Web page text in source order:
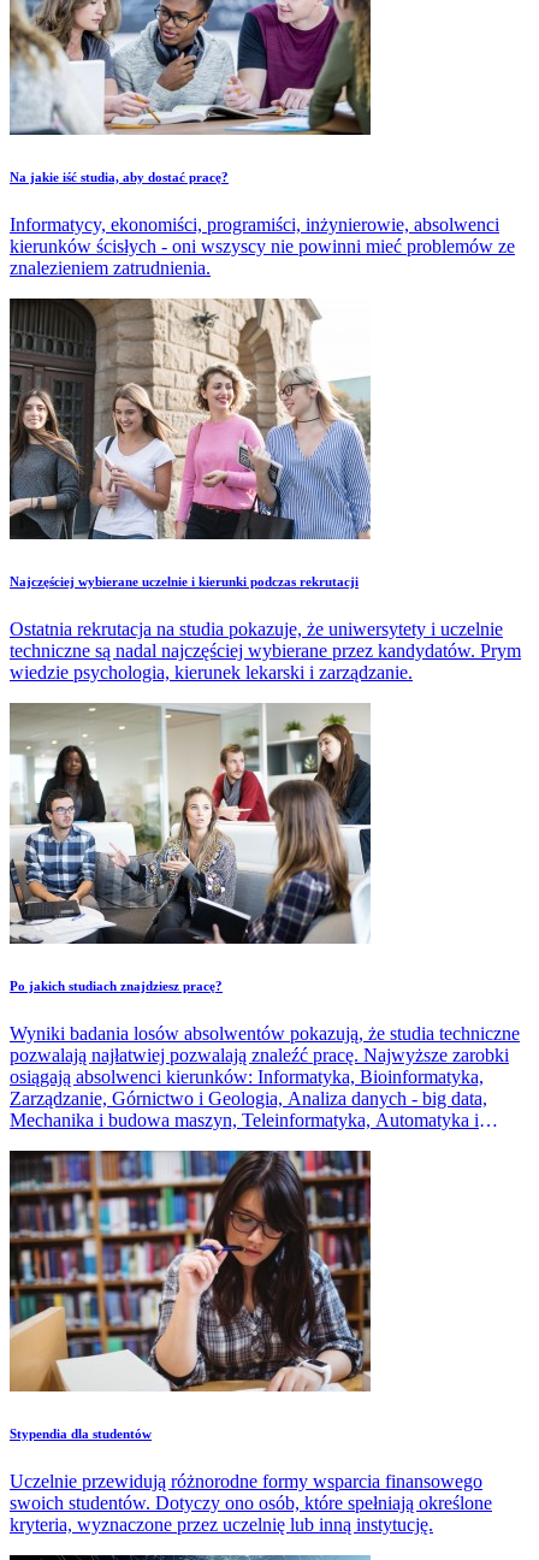
Na jakie iść studia, aby dostać pracę?
Informatycy, ekonomiści, programiści, inżynierowie, absolwenci
kierunków ścisłych - oni wszyscy nie powinni mieć problemów ze
znalezieniem zatrudnienia.
Najczęściej wybierane uczelnie i kierunki podczas rekrutacji
Ostatnia rekrutacja na studia pokazuje, że uniwersytety i uczelnie
techniczne są nadal najczęściej wybierane przez kandydatów. Prym
wiedzie psychologia, kierunek lekarski i zarządzanie.
Po jakich studiach znajdziesz pracę?
Wyniki badania losów absolwentów pokazują, że studia techniczne
pozwalają najłatwiej pozwalają znaleźć pracę. Najwyższe zarobki
osiągają absolwenci kierunków: Informatyka, Bioinformatyka,
Zarządzanie, Górnictwo i Geologia, Analiza danych - big data,
Mechanika i budowa maszyn, Teleinformatyka, Automatyka i
rachunkowość, Elektronika i telekomunikacja.
Stypendia dla studentów
Uczelnie przewidują różnorodne formy wsparcia finansowego
swoich studentów. Dotyczy ono osób, które spełniają określone
kryteria, wyznaczone przez uczelnię lub inną instytucję.